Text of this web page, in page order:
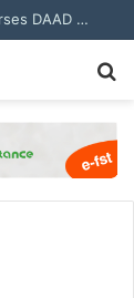
Appel à candidatures au programme de Bourses DAAD 2027.